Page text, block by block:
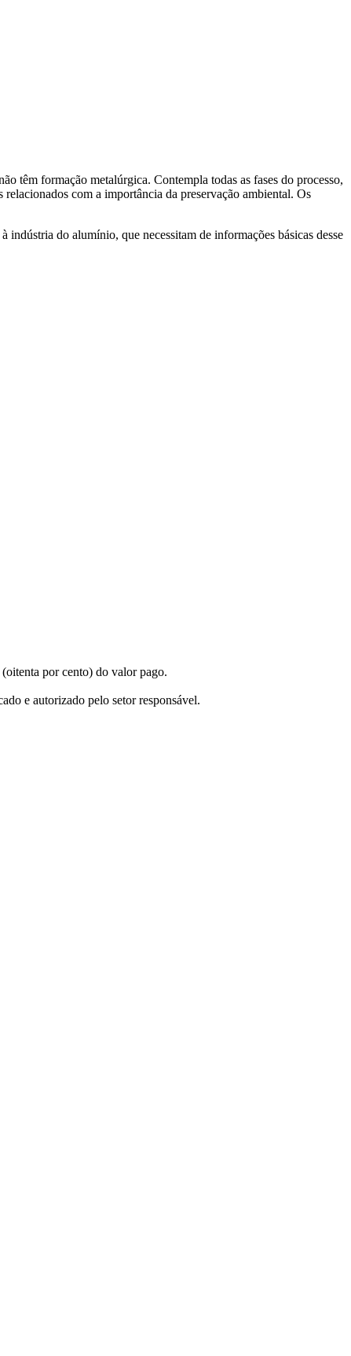
têm formação metalúrgica. Contempla todas as fases do processo,
com a importância da preservação ambiental. Os
indústria do alumínio, que necessitam de informações básicas desse
por cento) do valor pago.
e autorizado pelo setor responsável.